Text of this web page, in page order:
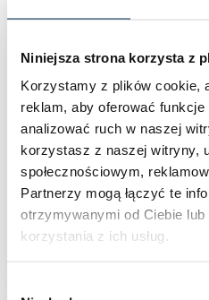
Niniejsza strona korzysta z
Korzystamy z plików cookie,
reklam, aby oferować funkcje
analizować ruch w naszej
korzystasz z naszej witryny,
społecznościowym,
Partnerzy mogą łączyć te
otrzymywanymi od Ciebie
korzystania z ich usług.
KABEL UZIEMIAJĄCY